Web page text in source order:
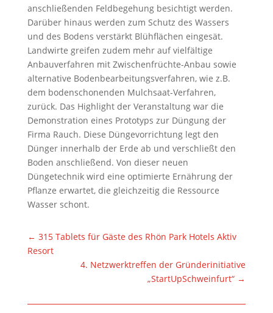
anschließenden Feldbegehung besichtigt werden.
Darüber hinaus werden zum Schutz des Wassers
und des Bodens verstärkt Blühflächen eingesät.
Landwirte greifen zudem mehr auf vielfältige
Anbauverfahren mit Zwischenfrüchte-Anbau sowie
alternative Bodenbearbeitungsverfahren, wie z.B.
dem bodenschonenden Mulchsaat-Verfahren,
zurück. Das Highlight der Veranstaltung war die
Demonstration eines Prototyps zur Düngung der
Firma Rauch. Diese Düngevorrichtung legt den
Dünger innerhalb der Erde ab und verschließt den
Boden anschließend. Von dieser neuen
Düngetechnik wird eine optimierte Ernährung der
Pflanze erwartet, die gleichzeitig die Ressource
Wasser schont.
← 315 Tablets für Gäste des Rhön Park Hotels Aktiv
Resort
4. Netzwerktreffen der Gründerinitiative
„StartUpSchweinfurt“ →